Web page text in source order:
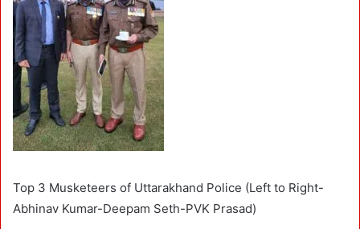
Top 3 Musketeers of Uttarakhand Police (Left to Right-
Abhinav Kumar-Deepam Seth-PVK Prasad)